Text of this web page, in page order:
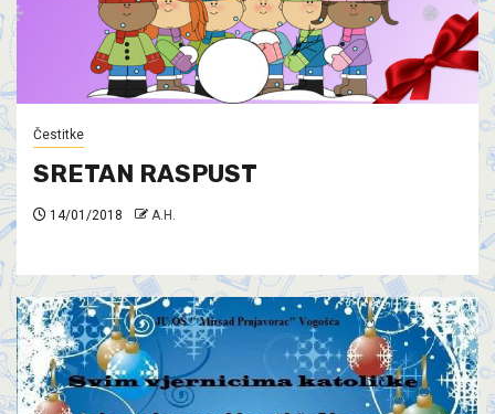
Čestitke
SRETAN RASPUST
14/01/2018 A.H.